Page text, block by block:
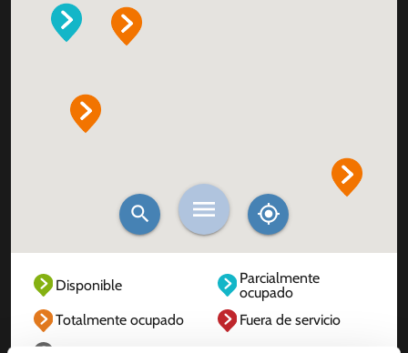
Disponible
Parcialmente
ocupado
Totalmente ocupado
Fuera de servicio